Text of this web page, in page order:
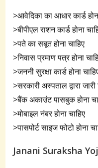
>आवेदिका का आधार कार्ड
>बीपीएल राशन कार्ड होना
>पते का सबूत होना चाहिए
>निवास प्रमाण पत्र होना
>जननी सुरक्षा कार्ड होना
>सरकारी अस्पताल द्वारा
>बैंक अकाउंट पासबुक होना
>मोबाइल नंबर होना चाहिए
>पासपोर्ट साइज फोटो होना
Janani Suraksha